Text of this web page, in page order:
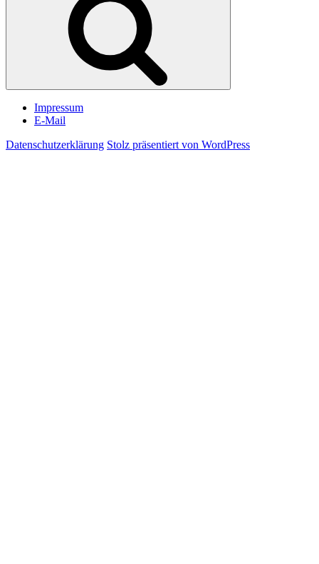
Impressum
E-Mail
Datenschutzerklärung Stolz präsentiert von WordPress